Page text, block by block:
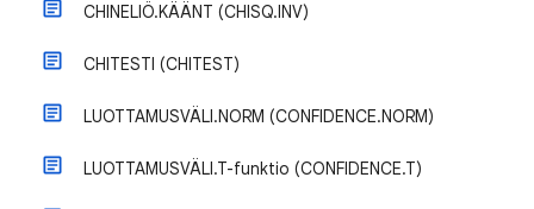
CHINELIÖ.KÄÄNT (CHISQ.INV)
CHITESTI (CHITEST)
LUOTTAMUSVÄLI.NORM (CONFIDENCE.NORM)
LUOTTAMUSVÄLI.T-funktio (CONFIDENCE.T)